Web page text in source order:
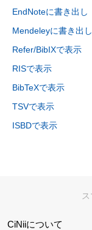
EndNoteに書き出し
Mendeleyに書き出し
Refer/BibIXで表示
RISで表示
BibTeXで表示
TSVで表示
ISBDで表示
CiNiiについて